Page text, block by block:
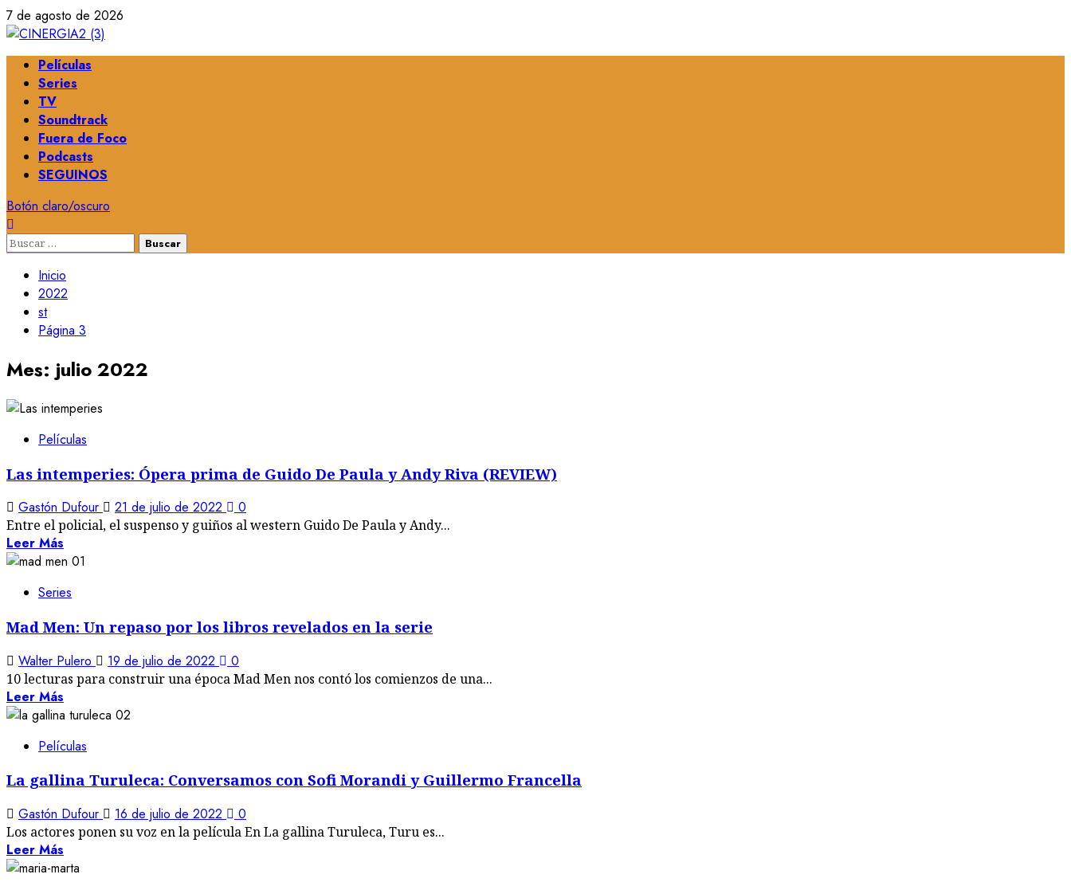
Saltar
al
contenido
7 de agosto de 2026
Menú
principal
Películas
Series
TV
Soundtrack
Fuera de Foco
Podcasts
SEGUINOS
Botón claro/oscuro
Buscar:
Inicio
2022
st
Página 3
Mes: julio 2022
Películas
Las intemperies: Ópera prima de Guido De Paula y Andy Riva (REVIEW)
Gastón Dufour 21 de julio de 2022 0
Entre el policial, el suspenso y guiños al western Guido De Paula y Andy...
Leer Más
Series
Mad Men: Un repaso por los libros revelados en la serie
Walter Pulero 19 de julio de 2022 0
10 lecturas para construir una época Mad Men nos contó los comienzos de una...
Leer Más
Películas
La gallina Turuleca: Conversamos con Sofi Morandi y Guillermo Francella
Gastón Dufour 16 de julio de 2022 0
Los actores ponen su voz en la película En La gallina Turuleca, Turu es...
Leer Más